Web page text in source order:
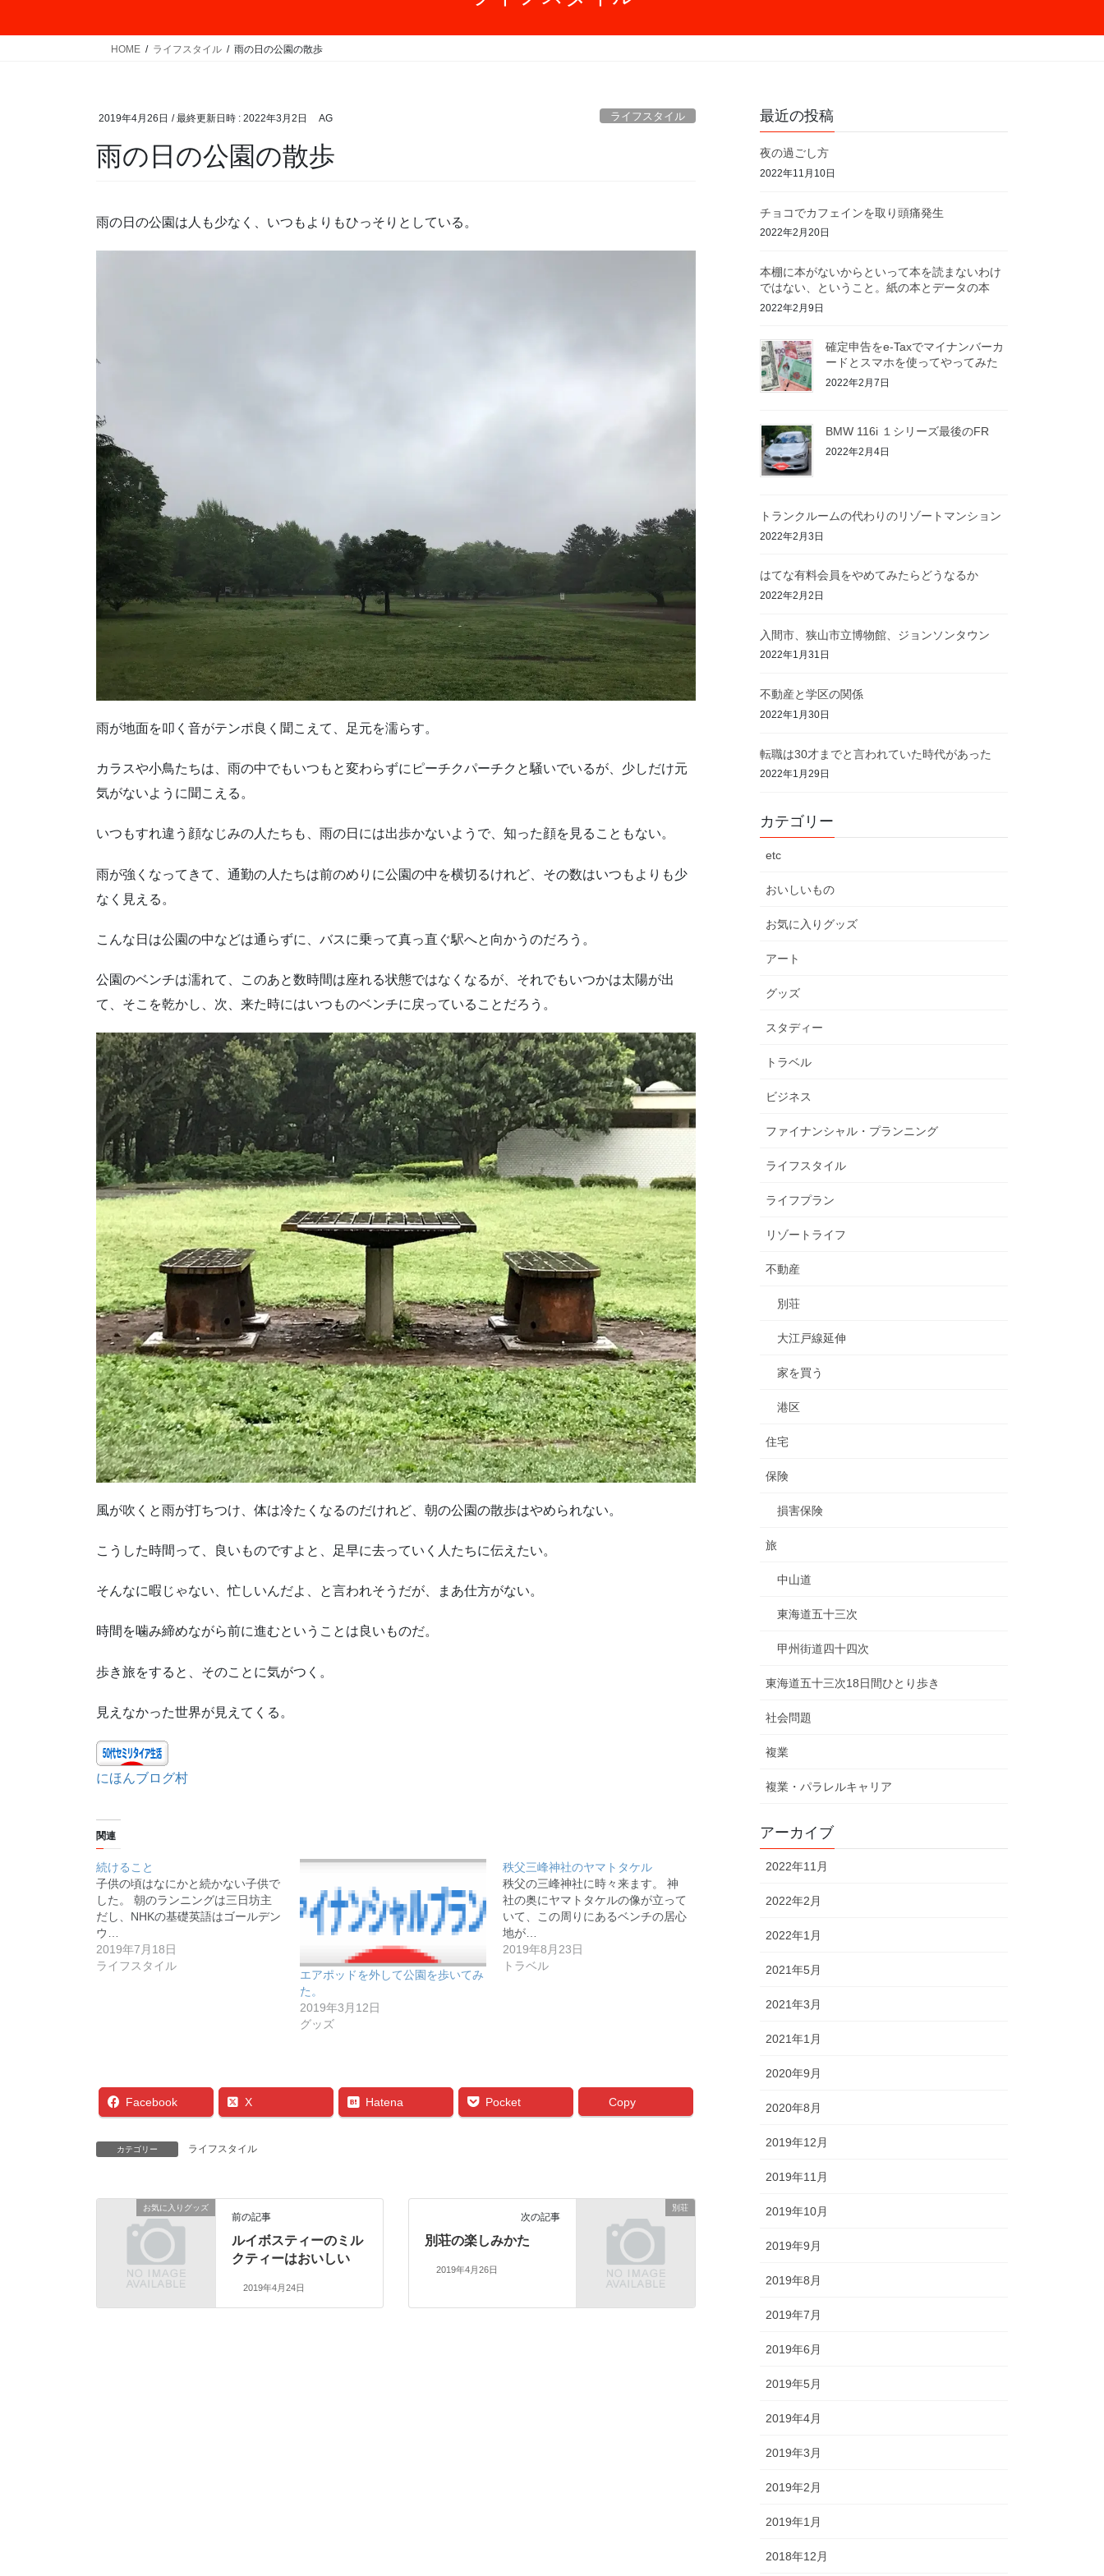
HOME ライフスタイル 雨の日の公園の散歩
2019年4月26日 / 最終更新日時 : 2022年3月2日 AG ライフスタイル
雨の日の公園の散歩
雨の日の公園は人も少なく、いつもよりもひっそりとしている。
雨が地面を叩く音がテンポ良く聞こえて、足元を濡らす。
カラスや小鳥たちは、雨の中でもいつもと変わらずにピーチクパーチクと騒いでいるが、少しだけ元
気がないように聞こえる。
いつもすれ違う顔なじみの人たちも、雨の日には出歩かないようで、知った顔を見ることもない。
雨が強くなってきて、通勤の人たちは前のめりに公園の中を横切るけれど、その数はいつもよりも少
なく見える。
こんな日は公園の中などは通らずに、バスに乗って真っ直ぐ駅へと向かうのだろう。
公園のベンチは濡れて、このあと数時間は座れる状態ではなくなるが、それでもいつかは太陽が出
て、そこを乾かし、次、来た時にはいつものベンチに戻っていることだろう。
風が吹くと雨が打ちつけ、体は冷たくなるのだけれど、朝の公園の散歩はやめられない。
こうした時間って、良いものですよと、足早に去っていく人たちに伝えたい。
そんなに暇じゃない、忙しいんだよ、と言われそうだが、まあ仕方がない。
時間を噛み締めながら前に進むということは良いものだ。
歩き旅をすると、そのことに気がつく。
見えなかった世界が見えてくる。
にほんブログ村
関連
続けること
子供の頃はなにかと続かない子供で
した。 朝のランニングは三日坊主
だし、NHKの基礎英語はゴールデン
ウ…
2019年7月18日
ライフスタイル
エアポッドを外して公園を歩いてみ
た。
2019年3月12日
グッズ
秩父三峰神社のヤマトタケル
秩父の三峰神社に時々来ます。 神
社の奥にヤマトタケルの像が立って
いて、この周りにあるベンチの居心
地が…
2019年8月23日
トラベル
Facebook X Hatena Pocket Copy
カテゴリー ライフスタイル
お気に入りグッズ
前の記事
ルイボスティーのミル
クティーはおいしい
2019年4月24日
別荘
次の記事
別荘の楽しみかた
2019年4月26日
最近の投稿
夜の過ごし方
2022年11月10日
チョコでカフェインを取り頭痛発生
2022年2月20日
本棚に本がないからといって本を読まないわけ
ではない、ということ。紙の本とデータの本
2022年2月9日
確定申告をe-Taxでマイナンバーカ
ードとスマホを使ってやってみた
2022年2月7日
BMW 116i １シリーズ最後のFR
2022年2月4日
トランクルームの代わりのリゾートマンション
2022年2月3日
はてな有料会員をやめてみたらどうなるか
2022年2月2日
入間市、狭山市立博物館、ジョンソンタウン
2022年1月31日
不動産と学区の関係
2022年1月30日
転職は30才までと言われていた時代があった
2022年1月29日
カテゴリー
etc
おいしいもの
お気に入りグッズ
アート
グッズ
スタディー
トラベル
ビジネス
ファイナンシャル・プランニング
ライフスタイル
ライフプラン
リゾートライフ
不動産
別荘
大江戸線延伸
家を買う
港区
住宅
保険
損害保険
旅
中山道
東海道五十三次
甲州街道四十四次
東海道五十三次18日間ひとり歩き
社会問題
複業
複業・パラレルキャリア
アーカイブ
2022年11月
2022年2月
2022年1月
2021年5月
2021年3月
2021年1月
2020年9月
2020年8月
2019年12月
2019年11月
2019年10月
2019年9月
2019年8月
2019年7月
2019年6月
2019年5月
2019年4月
2019年3月
2019年2月
2019年1月
2018年12月